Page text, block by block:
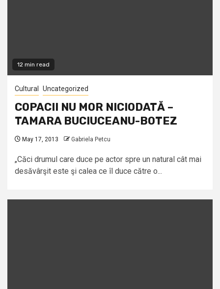
12 min read
Cultural Uncategorized
COPACII NU MOR NICIODATĂ –
TAMARA BUCIUCEANU-BOTEZ
May 17, 2013 Gabriela Petcu
„Căci drumul care duce pe actor spre un natural cât mai
desăvârşit este şi calea ce îl duce către o...